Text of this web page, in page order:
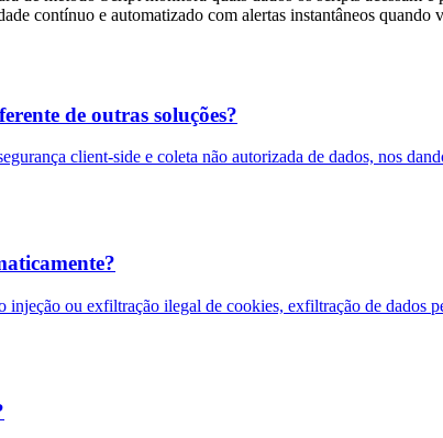
contínuo e automatizado com alertas instantâneos quando
de outras soluções?
client-side e coleta não autorizada de dados, nos
ou exfiltração ilegal de cookies, exfiltração de dados